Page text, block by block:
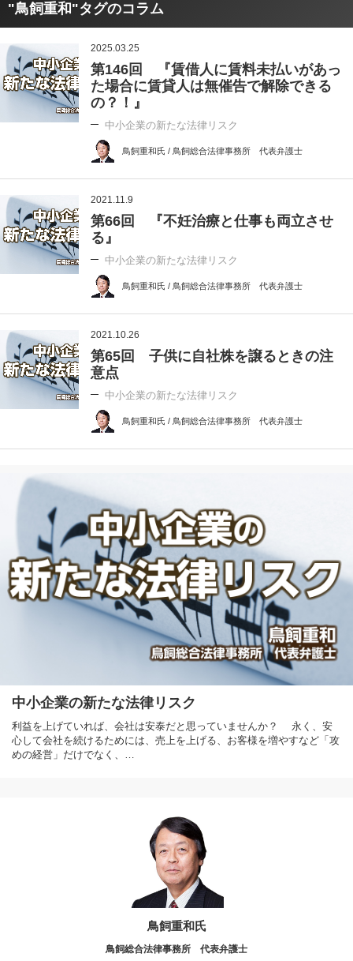
"鳥飼重和"タグのコラム
2025.03.25
第146回 『賃借人に賃料未払いがあっ
た場合に賃貸人は無催告で解除できる
の？！』
中小企業の新たな法律リスク
鳥飼重和氏 / 鳥飼総合法律事務所 代表弁護士
2021.11.9
第66回 『不妊治療と仕事も両立させ
る』
中小企業の新たな法律リスク
鳥飼重和氏 / 鳥飼総合法律事務所 代表弁護士
2021.10.26
第65回 子供に自社株を譲るときの注
意点
中小企業の新たな法律リスク
鳥飼重和氏 / 鳥飼総合法律事務所 代表弁護士
中小企業の新たな法律リスク
利益を上げていれば、会社は安泰だと思っていませんか？ 永く、安
心して会社を続けるためには、売上を上げる、お客様を増やすなど「攻
めの経営」だけでなく、…
鳥飼重和氏
鳥飼総合法律事務所 代表弁護士